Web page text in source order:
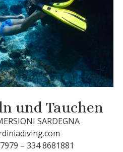
und Tauchen
SARDEGNA
– 334 8681881